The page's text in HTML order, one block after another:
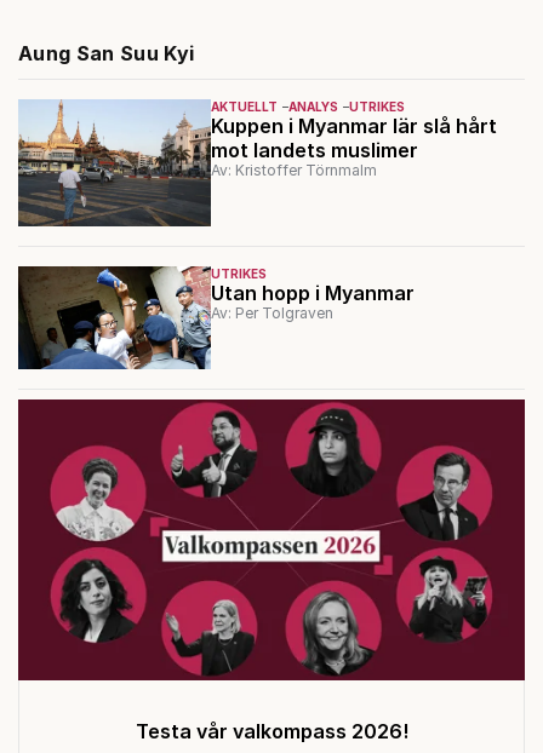
Aung San Suu Kyi
AKTUELLT ANALYS UTRIKES
Kuppen i Myanmar lär slå hårt
mot landets muslimer
Av: Kristoffer Törnmalm
UTRIKES
Utan hopp i Myanmar
Av: Per Tolgraven
Testa vår valkompass 2026!